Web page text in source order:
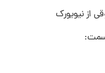
از نیویورک